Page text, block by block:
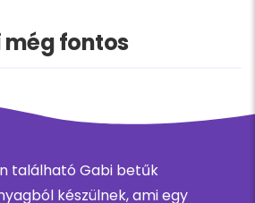
még fontos
található Gabi betűk
készülnek, ami egy